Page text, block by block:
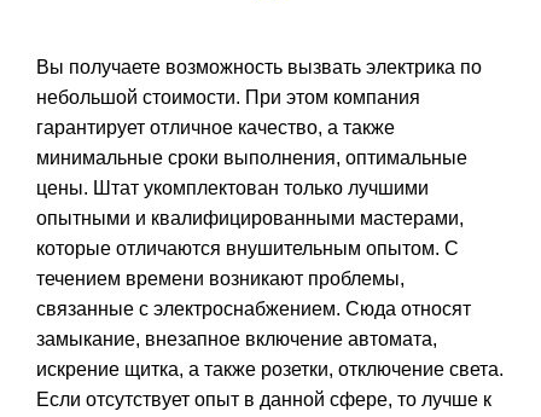
Вы получаете возможность вызвать электрика по
небольшой стоимости. При этом компания
гарантирует отличное качество, а также
минимальные сроки выполнения, оптимальные
цены. Штат укомплектован только лучшими
опытными и квалифицированными мастерами,
которые отличаются внушительным опытом. С
течением времени возникают проблемы,
связанные с электроснабжением. Сюда относят
замыкание, внезапное включение автомата,
искрение щитка, а также розетки, отключение света.
Если отсутствует опыт в данной сфере, то лучше к